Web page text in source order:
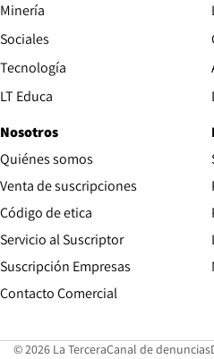
Minería
Sociales
Tecnología
LT Educa
Nosotros
Quiénes somos
Venta de suscripciones
Código de etica Opens in new
Servicio al Suscriptor
Suscripción Empresas
Contacto ComercialOpens in new
© 2026 La TerceraCanal de denuncias